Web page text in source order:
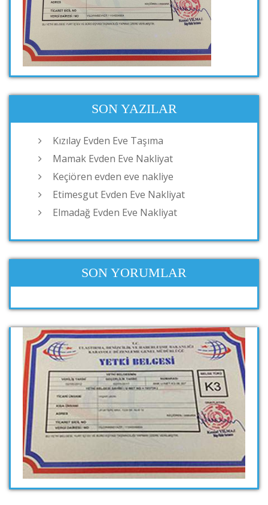
SON YAZILAR
Kızılay Evden Eve Taşıma
Mamak Evden Eve Nakliyat
Keçiören evden eve nakliye
Etimesgut Evden Eve Nakliyat
Elmadağ Evden Eve Nakliyat
SON YORUMLAR